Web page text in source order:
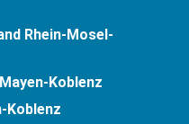
Rhein-Mosel-
Koblenz
Koblenz